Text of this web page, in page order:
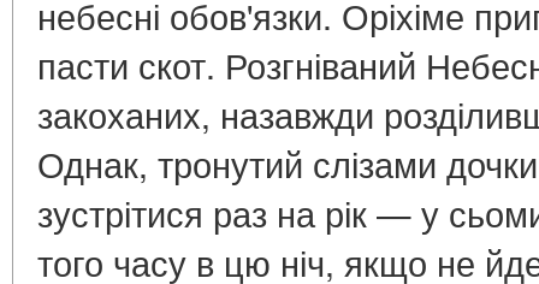
небесні обов'язки. Оріхіме
пасти скот. Розгніваний
закоханих, назавжди
Однак, тронутий слізами
зустрітися раз на рік — у
того часу в цю ніч, якщо не